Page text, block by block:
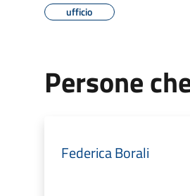
ufficio
Persone
Federica Borali